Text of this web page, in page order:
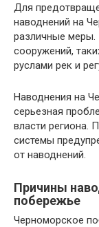
Для
наводнений на
различные меры.
сооружений,
руслами рек и
Наводнения на
серьезная
власти региона.
системы
от наводнений.
Причины
побережье
Черноморское